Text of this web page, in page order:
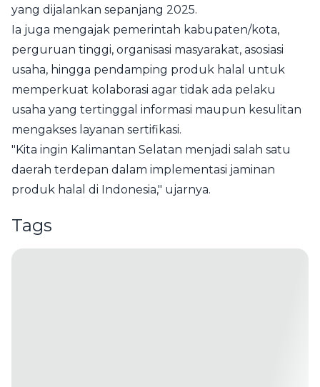
yang dijalankan sepanjang 2025.
Ia juga mengajak pemerintah kabupaten/kota,
perguruan tinggi, organisasi masyarakat, asosiasi
usaha, hingga pendamping produk halal untuk
memperkuat kolaborasi agar tidak ada pelaku
usaha yang tertinggal informasi maupun kesulitan
mengakses layanan sertifikasi.
"Kita ingin Kalimantan Selatan menjadi salah satu
daerah terdepan dalam implementasi jaminan
produk halal di Indonesia," ujarnya.
Tags